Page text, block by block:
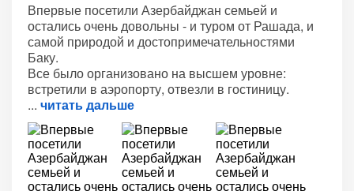
Впервые посетили Азербайджан семьей и
остались очень довольны - и туром от Рашада, и
самой природой и достопримечательностями
Баку.
Все было организовано на высшем уровне:
встретили в аэропорту, отвезли в гостиницу.
читать дальше